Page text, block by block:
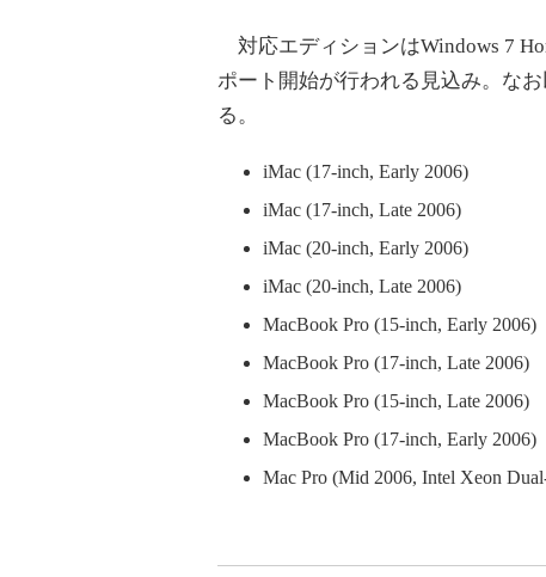
対応エディションはWindows 7
ポート開始が行われる見込み。な
る。
iMac (17-inch, Early 2006)
iMac (17-inch, Late 2006)
iMac (20-inch, Early 2006)
iMac (20-inch, Late 2006)
MacBook Pro (15-inch, Early 2006)
MacBook Pro (17-inch, Late 2006)
MacBook Pro (15-inch, Late 2006)
MacBook Pro (17-inch, Early 2006)
Mac Pro (Mid 2006, Intel Xeon